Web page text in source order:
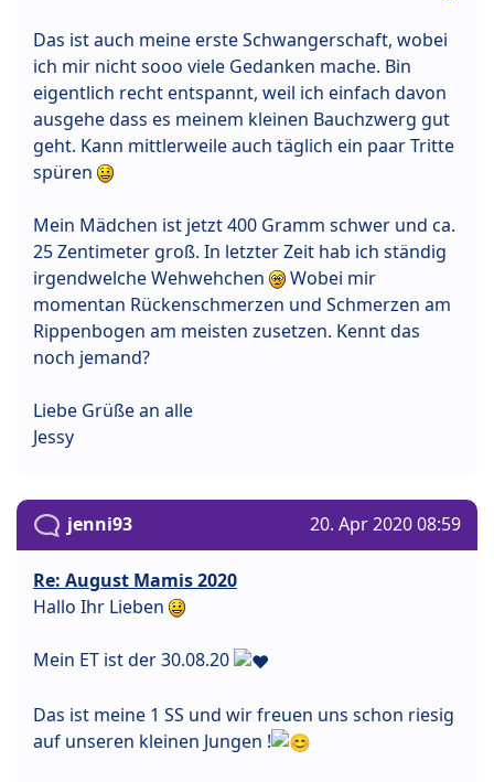
Das ist auch meine erste Schwangerschaft, wobei
ich mir nicht sooo viele Gedanken mache. Bin
eigentlich recht entspannt, weil ich einfach davon
ausgehe dass es meinem kleinen Bauchzwerg gut
geht. Kann mittlerweile auch täglich ein paar Tritte
spüren
Mein Mädchen ist jetzt 400 Gramm schwer und ca.
25 Zentimeter groß. In letzter Zeit hab ich ständig
irgendwelche Wehwehchen
Wobei mir
momentan Rückenschmerzen und Schmerzen am
Rippenbogen am meisten zusetzen. Kennt das
noch jemand?
Liebe Grüße an alle
Jessy
jenni93 20. Apr 2020 08:59
Re: August Mamis 2020
Hallo Ihr Lieben
Mein ET ist der 30.08.20
Das ist meine 1 SS und wir freuen uns schon riesig
auf unseren kleinen Jungen !